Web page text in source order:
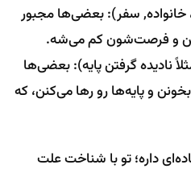
خانواده, سفر): بعضی‌ها مجبور
و فرصت‌شون کم می‌شه.
نادیده گرفتن پایه): بعضی‌ها
و پایه‌ها رو رها می‌کنن، که
داره؛ تو با شناخت علت